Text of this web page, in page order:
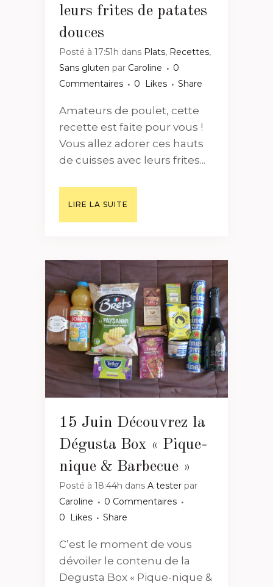
leurs frites de patates
douces
Posté à 17:51h dans Plats, Recettes,
Sans gluten par Caroline
0
Commentaires
0 Likes Share
Amateurs de poulet, cette
recette est faite pour vous !
Vous allez adorer ces hauts
de cuisses avec leurs frites...
LIRE LA SUITE
15 Juin Découvrez la
Dégusta Box « Pique-
nique & Barbecue »
Posté à 18:44h dans A tester par
Caroline
0 Commentaires
0
Likes Share
C’est le moment de vous
dévoiler le contenu de la
Degusta Box « Pique-nique &